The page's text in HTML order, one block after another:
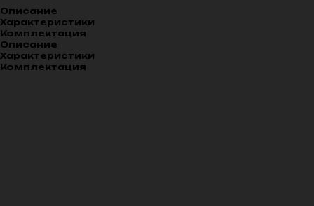
Описание
Характеристики
Комплектация
Описание
Характеристики
Комплектация